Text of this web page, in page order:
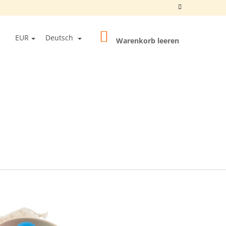
EUR Deutsch WARENKORB
Warenkorb leeren
IN